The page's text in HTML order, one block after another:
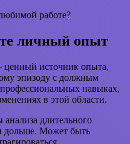
личный опыт
ценный источник опыта,
эпизоду с должным
навыках,
в этой области.
анализа длительного
дольше. Может быть